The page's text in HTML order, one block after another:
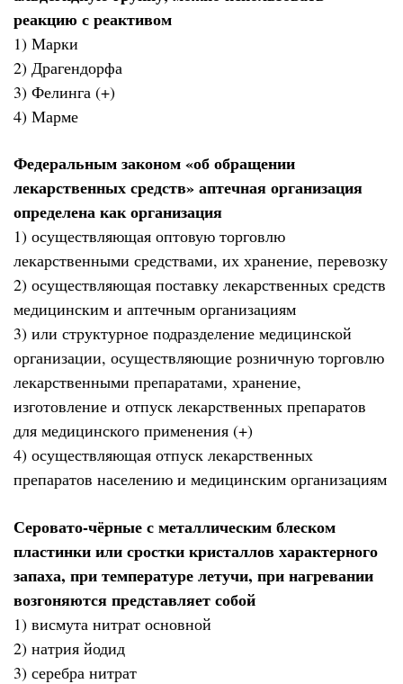
реакцию с реактивом
1) Марки
2) Драгендорфа
3) Фелинга (+)
4) Марме
Федеральным законом «об обращении
лекарственных средств» аптечная организация
определена как организация
1) осуществляющая оптовую торговлю
лекарственными средствами, их хранение, перевозку
2) осуществляющая поставку лекарственных средств
медицинским и аптечным организациям
3) или структурное подразделение медицинской
организации, осуществляющие розничную торговлю
лекарственными препаратами, хранение,
изготовление и отпуск лекарственных препаратов
для медицинского применения (+)
4) осуществляющая отпуск лекарственных
препаратов населению и медицинским организациям
Серовато-чёрные с металлическим блеском
пластинки или сростки кристаллов характерного
запаха, при температуре летучи, при нагревании
возгоняются представляет собой
1) висмута нитрат основной
2) натрия йодид
3) серебра нитрат